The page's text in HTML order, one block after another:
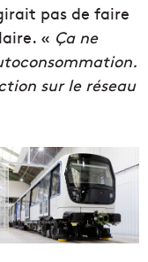
pas de faire
« Ça ne
sur le réseau